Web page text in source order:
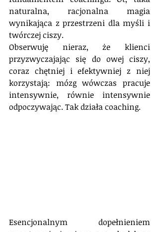
naturalna, racjonalna magia
wynikająca z przestrzeni dla myśli i
twórczej ciszy.
Obserwuję nieraz, że klienci
przyzwyczajając się do owej ciszy,
coraz chętniej i efektywniej z niej
korzystają: mózg wówczas pracuje
intensywnie, równie intensywnie
odpoczywając. Tak działa coaching.
Esencjonalnym dopełnieniem